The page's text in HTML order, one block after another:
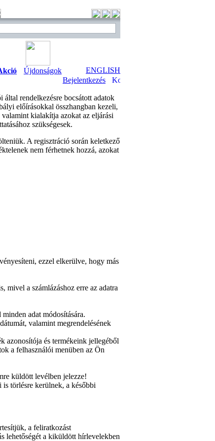
Újdonságok
ENGLISH
Bejelentkezés
által rendelkezésre bocsátott adatok
előírásokkal összhangban kezeli,
kialakítja azokat az eljárási
szükségesek.
A regisztráció során keletkező
nem férhetnek hozzá, azokat
ezzel elkerülve, hogy más
mivel a számlázáshoz erre az adatra
adat módosítására.
valamint megrendelésének
azonosítója és termékeink jellegéből
a felhasználói menüben az Ön
küldött levélben jelezze!
törlésre kerülnek, a későbbi
a feliratkozást
lehetőségét a kiküldött hírlevelekben